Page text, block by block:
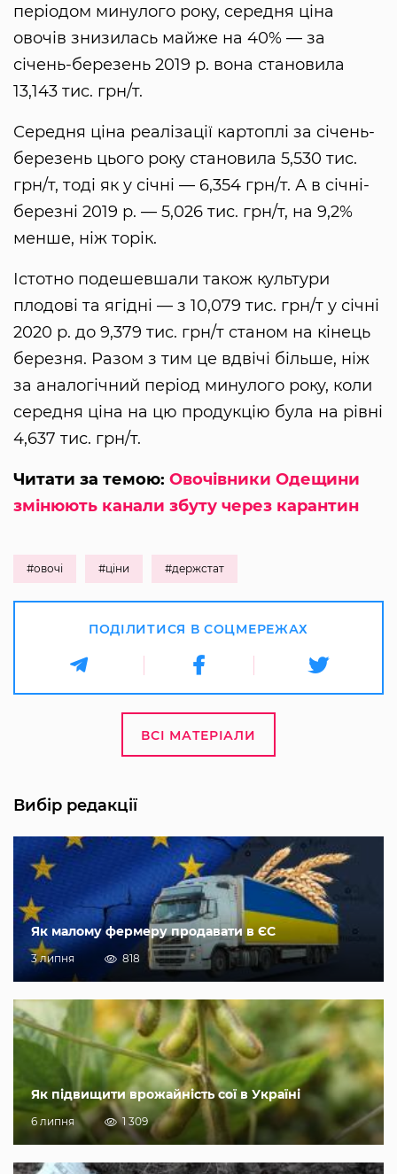
періодом минулого року, середня ціна
овочів знизилась майже на 40% — за
січень-березень 2019 р. вона становила
13,143 тис. грн/т.
Середня ціна реалізації картоплі за січень-
березень цього року становила 5,530 тис.
грн/т, тоді як у січні — 6,354 грн/т. А в січні-
березні 2019 р. — 5,026 тис. грн/т, на 9,2%
менше, ніж торік.
Істотно подешевшали також культури
плодові та ягідні — з 10,079 тис. грн/т у січні
2020 р. до 9,379 тис. грн/т станом на кінець
березня. Разом з тим це вдвічі більше, ніж
за аналогічний період минулого року, коли
середня ціна на цю продукцію була на рівні
4,637 тис. грн/т.
Читати за темою: Овочівники Одещини
змінюють канали збуту через карантин
#овочі #ціни #держстат
ПОДІЛИТИСЯ В СОЦМЕРЕЖАХ
ВСІ МАТЕРІАЛИ
Вибір редакції
Як малому фермеру продавати в ЄС
3 липня 818
Як підвищити врожайність сої в Україні
6 липня 1 309